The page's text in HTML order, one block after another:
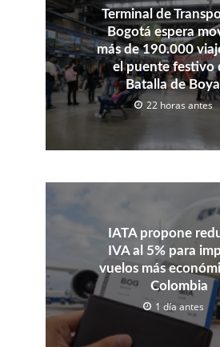
Terminal de
Bogotá espera
más de 190.000
el puente festivo
Batalla de
22 horas antes
IATA propone
IVA al 5% para
vuelos más
Colombia
1 día antes